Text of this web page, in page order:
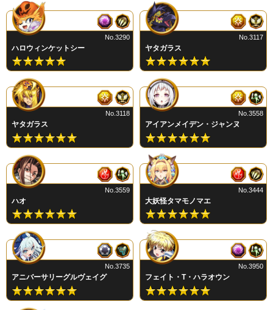
ハロウィンケットシー
No.3290
ヤタガラス
No.3117
ヤタガラス
No.3118
アイアンメイデン・ジャンヌ
No.3558
ハオ
No.3559
大妖怪タマモノマエ
No.3444
アニバーサリーグルヴェイグ
No.3735
フェイト・T・ハラオウン
No.3950